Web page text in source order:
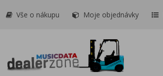
Vše o nákupu Moje objednávky